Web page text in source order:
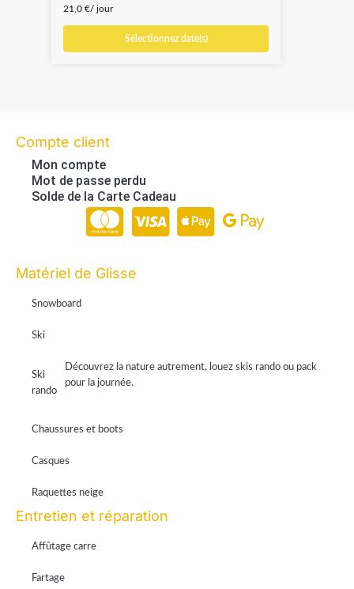
21,0 €/ jour
Sélectionnez date(s)
Compte client
Mon compte
Mot de passe perdu
Solde de la Carte Cadeau
Matériel de Glisse
Snowboard
Ski
Ski
rando
Découvrez la nature autrement, louez skis rando ou pack
pour la journée.
Chaussures et boots
Casques
Raquettes neige
Entretien et réparation
Affûtage carre
Fartage